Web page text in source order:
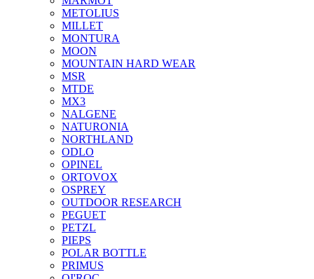
METOLIUS
MILLET
MONTURA
MOON
MOUNTAIN HARD WEAR
MSR
MTDE
MX3
NALGENE
NATURONIA
NORTHLAND
ODLO
OPINEL
ORTOVOX
OSPREY
OUTDOOR RESEARCH
PEGUET
PETZL
PIEPS
POLAR BOTTLE
PRIMUS